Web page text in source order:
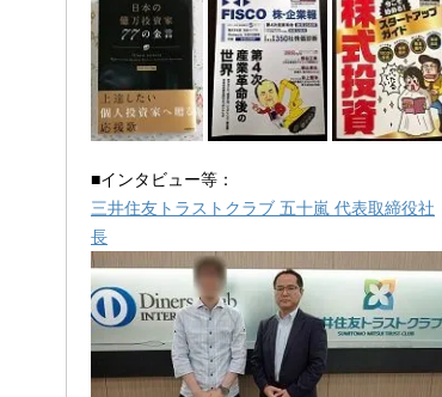
■インタビュー等：
三井住友トラストクラブ 五十嵐 代表取締役社
長